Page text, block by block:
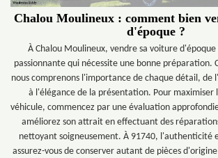
Chalou Moulineux : comment bien
d'époque ?
À Chalou Moulineux, vendre sa voiture
passionnante qui nécessite une bonne préparation.
nous comprenons l'importance de chaque détail,
à l'élégance de la présentation. Pour maximiser
véhicule, commencez par une évaluation
améliorez son attrait en effectuant des
nettoyant soigneusement. À 91740, l'authenticité
assurez-vous de conserver autant de pièces